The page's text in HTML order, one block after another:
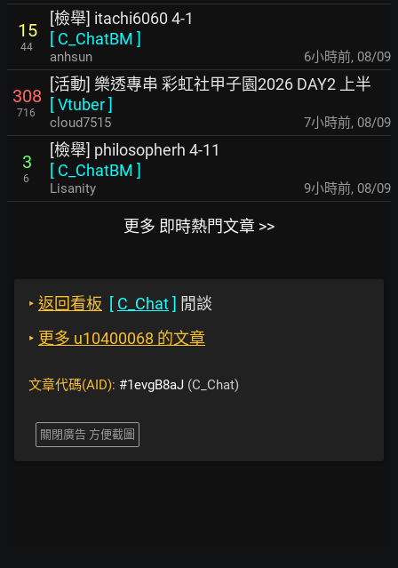
15
44
[檢舉] itachi6060 4-1
[ C_ChatBM ]
anhsun 6小時前, 08/09
308
716
[活動] 樂透專串 彩虹社甲子園2026 DAY2 上半
[Vtuber]
cloud7515 7小時前, 08/09
3
6
[檢舉] philosopherh 4-11
[ C_ChatBM ]
Lisanity 9小時前, 08/09
更多 即時熱門文章 >>
‣ 返回看板 [ C_Chat] 閒談
‣ 更多 u10400068 的文章
文章代碼(AID): #1evgB8aJ (C_Chat)
關閉廣告 方便截圖